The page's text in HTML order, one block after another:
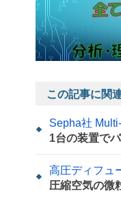
この記事に関
Sepha社
1台の装置で
高圧ディフュ
圧縮空気の微